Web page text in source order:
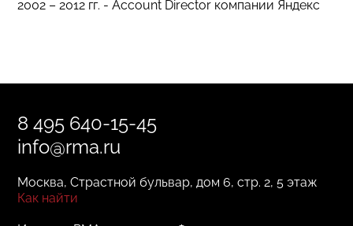
2002 – 2012 гг. - Account Director компании Яндекс
8 495 640-15-45
info@rma.ru
Москва, Страстной бульвар, дом 6, стр. 2, 5 этаж
Как найти